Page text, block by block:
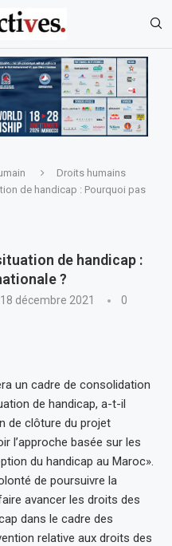
Droits humains
de handicap : Pourquoi pas
de handicap :
?
18 décembre 2021
0
un cadre de consolidation
de handicap, a-t-il
de clôture du projet
l’approche basée sur les
du handicap au Maroc».
de poursuivre la
avancer les droits des
dans le cadre des
relative aux droits des